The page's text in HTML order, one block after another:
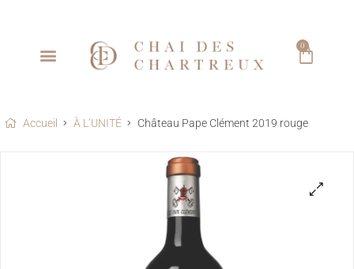
0
Accueil À L’UNITÉ Château Pape Clément 2019 rouge